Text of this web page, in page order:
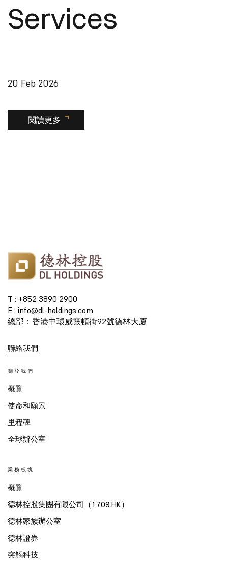
Services
20 Feb 2026
閱讀更多
T : +852 3890 2900
E : info@dl-holdings.com
總部：香港中環威靈頓街92號德林大廈
聯絡我們
關於我們
概覽
使命和願景
里程碑
全球辦公室
業務板塊
概覽
德林控股集團有限公司（1709.HK）
德林家族辦公室
德林證券
突觸科技